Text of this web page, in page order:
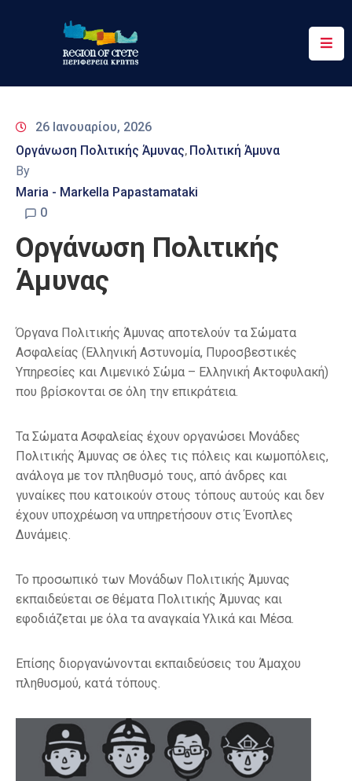
Περιφέρεια
&
Δράσεις
Ψηφιακές
Υπηρεσίες
Επικοινωνία
26 Ιανουαρίου, 2026
Οργάνωση Πολιτικής Άμυνας‚ Πολιτική Άμυνα
By
Maria - Markella Papastamataki
0
Οργάνωση Πολιτικής
Άμυνας
Όργανα Πολιτικής Άμυνας αποτελούν τα Σώματα
Ασφαλείας (Ελληνική Αστυνομία, Πυροσβεστικές
Υπηρεσίες και Λιμενικό Σώμα – Ελληνική Ακτοφυλακή)
που βρίσκονται σε όλη την επικράτεια.
Τα Σώματα Ασφαλείας έχουν οργανώσει Μονάδες
Πολιτικής Άμυνας σε όλες τις πόλεις και κωμοπόλεις,
ανάλογα με τον πληθυσμό τους, από άνδρες και
γυναίκες που κατοικούν στους τόπους αυτούς και δεν
έχουν υποχρέωση να υπηρετήσουν στις Ένοπλες
Δυνάμεις.
Το προσωπικό των Μονάδων Πολιτικής Άμυνας
εκπαιδεύεται σε θέματα Πολιτικής Άμυνας και
εφοδιάζεται με όλα τα αναγκαία Υλικά και Μέσα.
Επίσης διοργανώνονται εκπαιδεύσεις του Άμαχου
πληθυσμού, κατά τόπους.